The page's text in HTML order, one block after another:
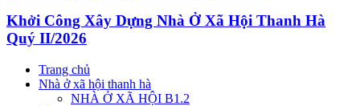
Khởi Công Xây Dựng Nhà Ở Xã Hội Thanh Hà
Quý II/2026
Trang chủ
Nhà ở xã hội thanh hà
NHÀ Ở XÃ HỘI B1.2